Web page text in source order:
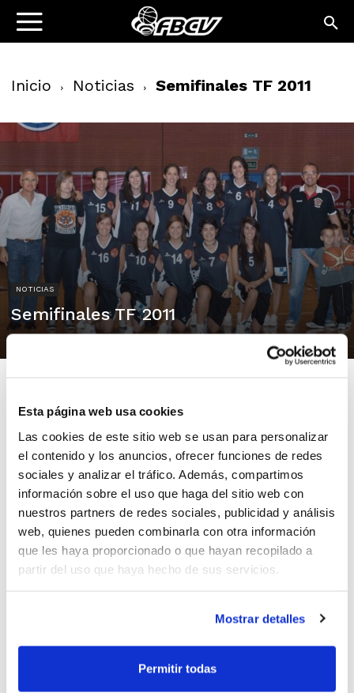
Esta página web usa cookies
Las cookies de este sitio web se usan para personalizar
el contenido y los anuncios, ofrecer funciones de redes
sociales y analizar el tráfico. Además, compartimos
información sobre el uso que haga del sitio web con
nuestros partners de redes sociales, publicidad y análisis
web, quienes pueden combinarla con otra información
que les haya proporcionado o que hayan recopilado a
partir del uso que haya hecho de sus servicios.
Mostrar detalles
Permitir todas
Inicio Noticias Semifinales TF 2011
NOTICIAS
Semifinales TF 2011
Ya han quedado configurados los emparejamientos de
semifinales del Trofeo Federación 2011 en Senior
Femenino: C.B. Benidorm – Llansola y Prades N.B.F.
Castelló y Maristas – Renauto Jairis.
Tras una Fase en la que han participado los equipos
que no lograron acceder a la Fase Clasificatoria del
Cto. de España 1ª División Femenina, ahora estos
primer partido se jugará el 9 de abril y el segundo el
día 16.